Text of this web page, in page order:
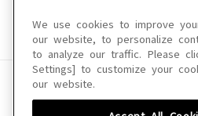
この
We use cookies to improve
our website, to personalize
to analyze our traffic. Please
Settings] to customize your
our website.